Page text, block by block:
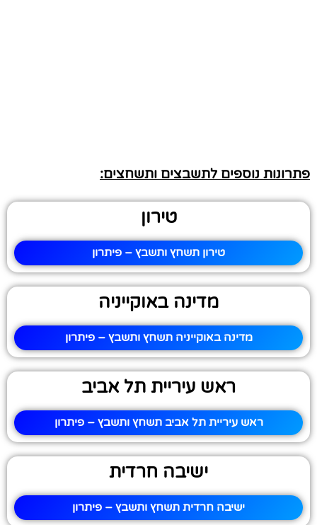
פתרונות נוספים לתשבצים ותשחצים:
טירון
טירון תשחץ ותשבץ – פיתרון
מדינה באוקייניה
מדינה באוקייניה תשחץ ותשבץ – פיתרון
ראש עיריית תל אביב
ראש עיריית תל אביב תשחץ ותשבץ – פיתרון
ישיבה חרדית
ישיבה חרדית תשחץ ותשבץ – פיתרון